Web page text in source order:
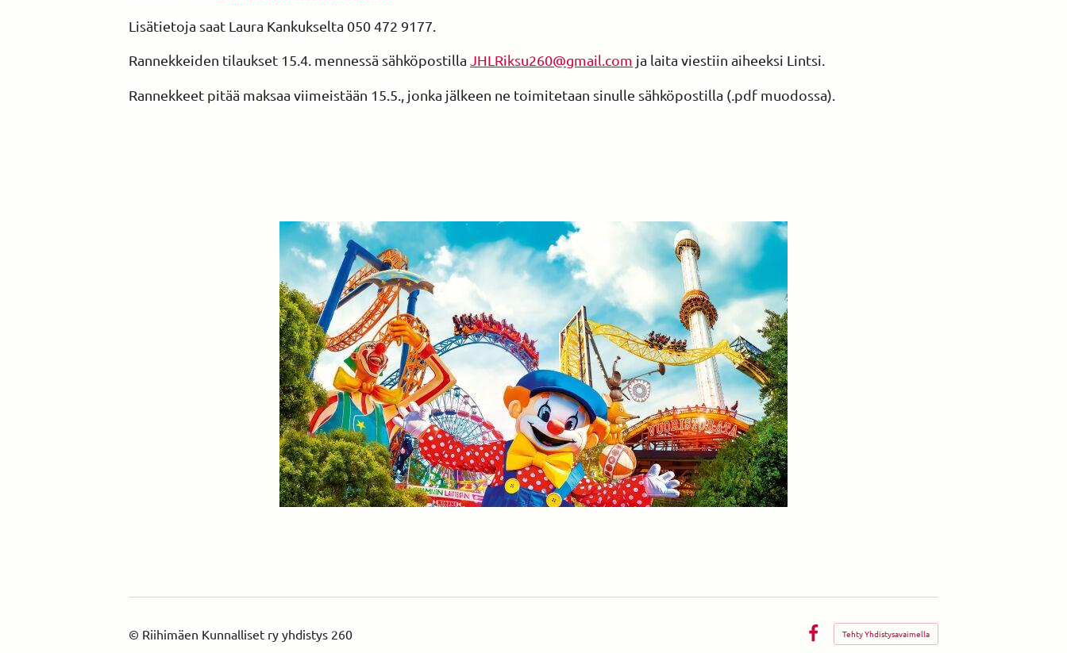
Lisätietoja saat Laura Kankukselta 050 472 9177.
Rannekkeiden tilaukset 15.4. mennessä sähköpostilla JHLRiksu260@gmail.com ja laita viestiin aiheeksi Lintsi.
Rannekkeet pitää maksaa viimeistään 15.5., jonka jälkeen ne toimitetaan sinulle sähköpostilla (.pdf muodossa).
© Riihimäen Kunnalliset ry yhdistys 260
Facebook
Tehty Yhdistysavaimella